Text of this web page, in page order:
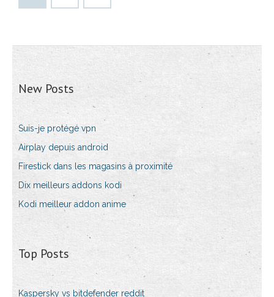
New Posts
Suis-je protégé vpn
Airplay depuis android
Firestick dans les magasins à proximité
Dix meilleurs addons kodi
Kodi meilleur addon anime
Top Posts
Kaspersky vs bitdefender reddit